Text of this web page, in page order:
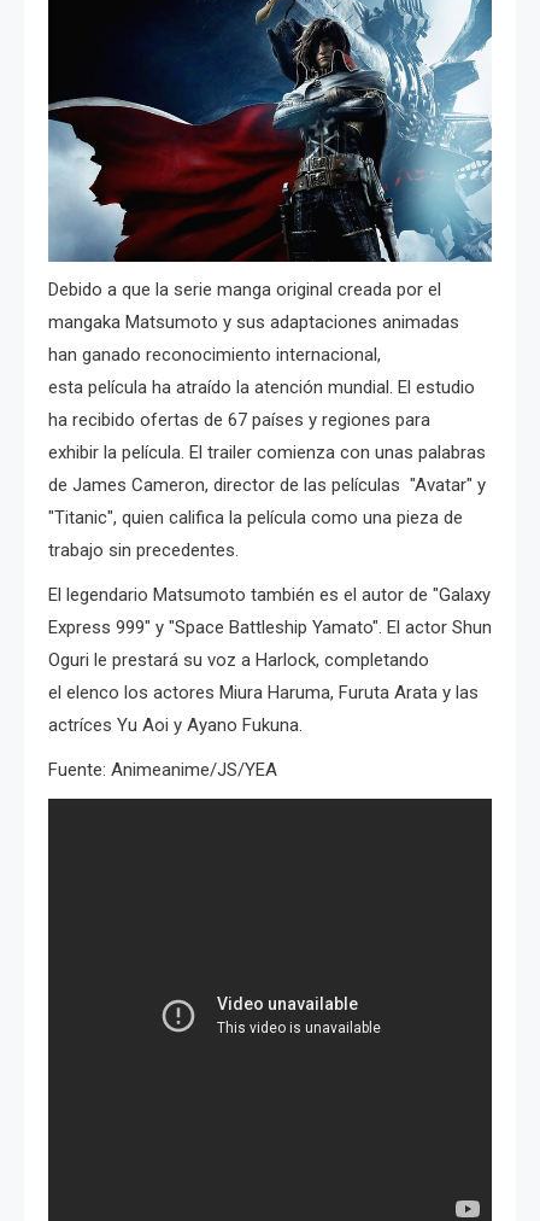
Debido a que la serie manga original creada por el
mangaka Matsumoto y sus adaptaciones animadas
han ganado reconocimiento internacional,
esta película ha atraído la atención mundial. El estudio
ha recibido ofertas de 67 países y regiones para
exhibir la película. El trailer comienza con unas palabras
de James Cameron, director de las películas "Avatar" y
"Titanic", quien califica la película como una pieza de
trabajo sin precedentes.
El legendario Matsumoto también es el autor de "Galaxy
Express 999" y "Space Battleship Yamato". El actor Shun
Oguri le prestará su voz a Harlock, completando
el elenco los actores Miura Haruma, Furuta Arata y las
actríces Yu Aoi y Ayano Fukuna.
Fuente: Animeanime/JS/YEA